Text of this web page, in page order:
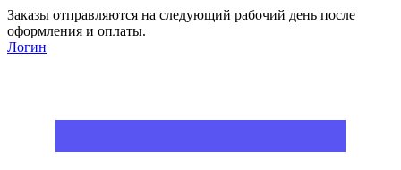
Заказы отправляются на следующий рабочий день после
оформления и оплаты.
Логин